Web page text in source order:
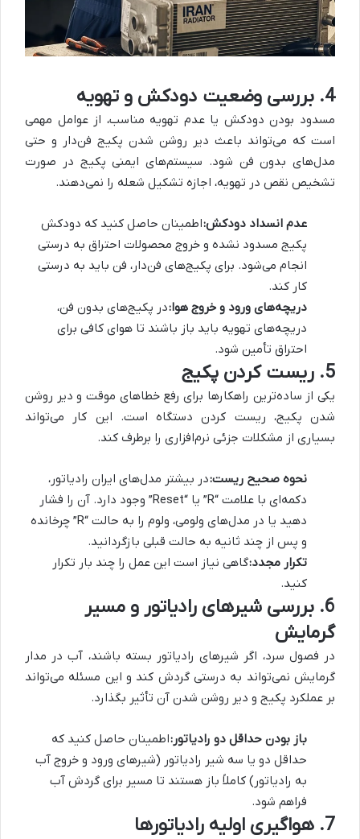
4. بررسی وضعیت دودکش و تهویه
مسدود بودن دودکش یا عدم تهویه مناسب، از عوامل مهمی
است که می‌تواند باعث دیر روشن شدن پکیج فن‌دار و حتی
مدل‌های بدون فن شود. سیستم‌های ایمنی پکیج در صورت
تشخیص نقص در تهویه، اجازه تشکیل شعله را نمی‌دهند.
عدم انسداد دودکش:اطمینان حاصل کنید که دودکش
پکیج مسدود نشده و خروج محصولات احتراق به درستی
انجام می‌شود. برای پکیج‌های فن‌دار، فن باید به درستی
کار کند.
دریچه‌های ورود و خروج هوا:در پکیج‌های بدون فن،
دریچه‌های تهویه باید باز باشند تا هوای کافی برای
احتراق تأمین شود.
5. ریست کردن پکیج
یکی از ساده‌ترین راهکارها برای رفع خطاهای موقت و دیر روشن
شدن پکیج، ریست کردن دستگاه است. این کار می‌تواند
بسیاری از مشکلات جزئی نرم‌افزاری را برطرف کند.
نحوه صحیح ریست:در بیشتر مدل‌های ایران رادیاتور،
دکمه‌ای با علامت “R” یا “Reset” وجود دارد. آن را فشار
دهید یا در مدل‌های ولومی، ولوم را به حالت “R” چرخانده
و پس از چند ثانیه به حالت قبلی بازگردانید.
تکرار مجدد:گاهی نیاز است این عمل را چند بار تکرار
کنید.
6. بررسی شیرهای رادیاتور و مسیر
گرمایش
در فصول سرد، اگر شیرهای رادیاتور بسته باشند، آب در مدار
گرمایش نمی‌تواند به درستی گردش کند و این مسئله می‌تواند
بر عملکرد پکیج و دیر روشن شدن آن تأثیر بگذارد.
باز بودن حداقل دو رادیاتور:اطمینان حاصل کنید که
حداقل دو یا سه شیر رادیاتور (شیرهای ورود و خروج آب
به رادیاتور) کاملاً باز هستند تا مسیر برای گردش آب
فراهم شود.
7. هواگیری اولیه رادیاتورها